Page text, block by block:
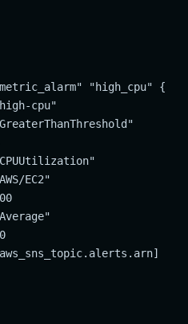
"high_cpu" {
cpu"
EC2"